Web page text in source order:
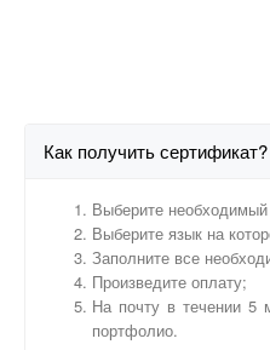
Как получить сертификат?
Выберите
Выберите язык на
Заполните все
Произведите оплату;
На почту в течении 5
портфолио.